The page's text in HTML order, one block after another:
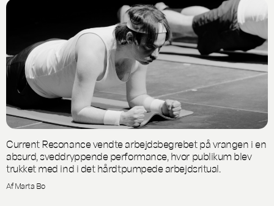
Current Resonance vendte arbejdsbegrebet på vrangen i en
absurd, sveddryppende performance, hvor publikum blev
trukket med ind i det hårdtpumpede arbejdsritual.
Af Marta Bo